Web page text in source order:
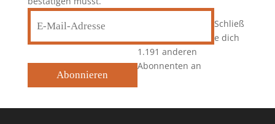
E-
Mail-
Adresse
Abonnieren
Schließ
e dich
1.191 anderen
Abonnenten an